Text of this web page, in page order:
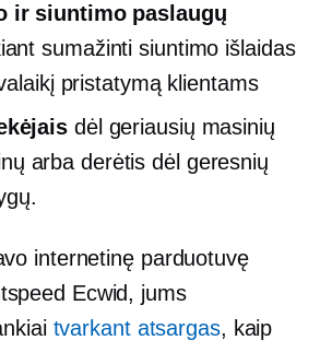
ir siuntimo paslaugų
sumažinti siuntimo išlaidas
pristatymą klientams
dėl geriausių masinių
arba derėtis dėl geresnių
internetinę parduotuvę
Ecwid, jums
tvarkant atsargas, kaip